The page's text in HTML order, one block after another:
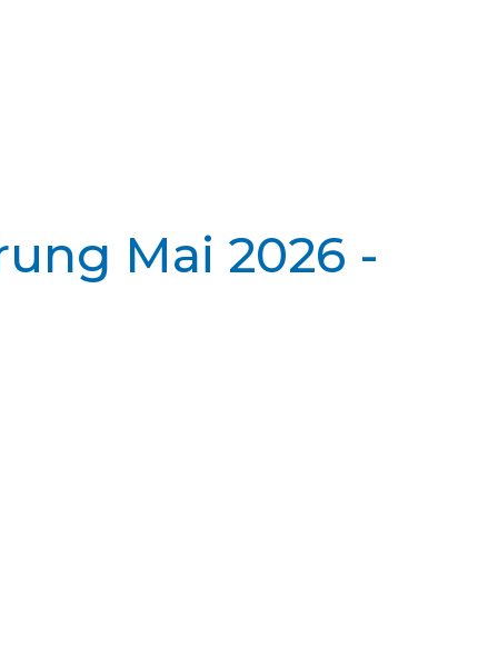
Mai 2026 -